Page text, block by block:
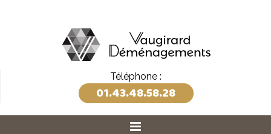
Téléphone :
01.43.48.58.28